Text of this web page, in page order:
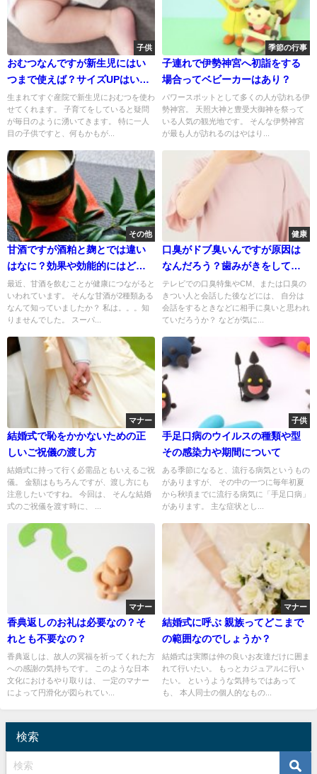
子供
おむつなんですが新生児にはい
つまで使えば？サイズUPはいつ
？
生まれてすぐ産院で新生児におむつを使わ
せてくれます。 子育てをしていると疑問
が毎日のように湧いてきます。 特に一人
目の子供ですと、何もかもが...
季節の行事
子連れで伊勢神宮へ初詣をする
場合ってベビーカーはあり？
パワースポットとして多くの人が訪れる伊
勢神宮。 天照大神と豊受大御神を祭って
いる人気の観光地です。 そんな伊勢神宮
が最も人が訪れるのはやはり...
その他
甘酒ですが酒粕と麹とでは違い
はなに？効果や効能的にはどう
なの？
最近、甘酒を飲むことが健康につながると
いわれています。 そんな甘酒が2種類ある
なんて知っていましたか？ 私は。。。知
りませんでした。 スーパ...
健康
口臭がドブ臭いんですが原因は
なんだろう？歯みがきをしてる
のに
テレビでの口臭特集やCM、または口臭の
きつい人と会話した後などには、 自分は
会話をするときなどに相手に臭いと思われ
ていだろうか？ などが気に...
マナー
結婚式で恥をかかないための正
しいご祝儀の渡し方
結婚式に持って行く必需品ともいえるご祝
儀。 金額はもちろんですが、渡し方にも
注意したいですね。 今回は、 そんな結婚
式のご祝儀を渡す時に、 ...
子供
手足口病のウイルスの種類や型
その感染力や期間について
ある季節になると、流行る病気というもの
がありますが、 その中の一つに毎年初夏
から秋頃までに流行る病気に「手足口病」
があります。 主な症状とし...
マナー
香典返しのお礼は必要なの？そ
れとも不要なの？
香典返しは、故人の冥福を祈ってくれた方
への感謝の気持ちです。 このような日本
文化におけるやり取りは、 一定のマナー
によって円滑化が図られてい...
マナー
結婚式に呼ぶ 親族ってどこまで
の範囲なのでしょうか？
結婚式は実際は仲の良いお友達だけに囲ま
れて行いたい。 もっとカジュアルに行い
たい。 というような気持ちではあって
も、 本人同士の個人的なもの...
検索